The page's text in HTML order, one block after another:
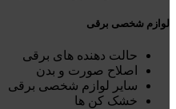
لوازم شخصی برقی
حالت دهنده های برقی
اصلاح صورت و بدن
سایر لوازم شخصی برقی
خشک کن ها